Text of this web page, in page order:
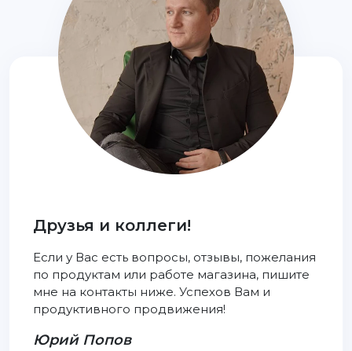
Друзья и коллеги!
Если у Вас есть вопросы, отзывы, пожелания
по продуктам или работе магазина, пишите
мне на контакты ниже. Успехов Вам и
продуктивного продвижения!
Юрий Попов